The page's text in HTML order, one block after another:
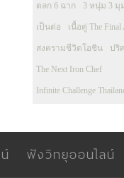
ตลก 6 ฉาก 3 หนุ่ม 3 มุ
เป็นต่อ เนื้อคู่ The Final
สงครามชีวิตโอชิน ปริ
The Next Iron Chef
Infinite Challenge
ฟังวิทยุออนไลน์